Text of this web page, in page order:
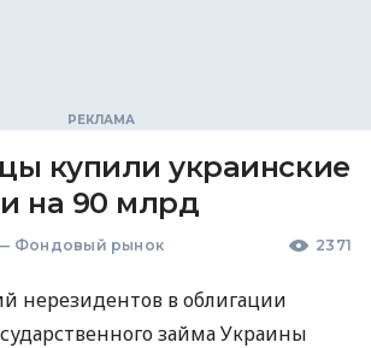
купили украинские
на 90 млрд
Фондовый рынок 2371
нерезидентов в облигации
займа Украины